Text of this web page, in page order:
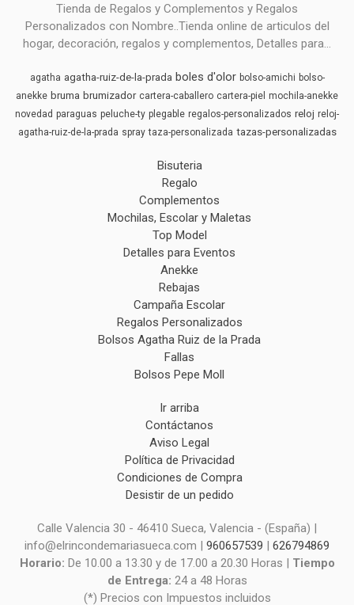
Tienda de Regalos y Complementos y Regalos
Personalizados con Nombre..Tienda online de articulos del
hogar, decoración, regalos y complementos, Detalles para...
agatha agatha-ruiz-de-la-prada boles d'olor bolso-amichi bolso-
anekke bruma brumizador cartera-caballero cartera-piel mochila-anekke
novedad paraguas peluche-ty plegable regalos-personalizados reloj reloj-
agatha-ruiz-de-la-prada spray taza-personalizada tazas-personalizadas
Bisuteria
Regalo
Complementos
Mochilas, Escolar y Maletas
Top Model
Detalles para Eventos
Anekke
Rebajas
Campaña Escolar
Regalos Personalizados
Bolsos Agatha Ruiz de la Prada
Fallas
Bolsos Pepe Moll
Ir arriba
Contáctanos
Aviso Legal
Política de Privacidad
Condiciones de Compra
Desistir de un pedido
Calle Valencia 30 - 46410 Sueca, Valencia - (España) |
info@elrincondemariasueca.com | 960657539 | 626794869
Horario: De 10.00 a 13.30 y de 17.00 a 20.30 Horas | Tiempo
de Entrega: 24 a 48 Horas
(*) Precios con Impuestos incluidos